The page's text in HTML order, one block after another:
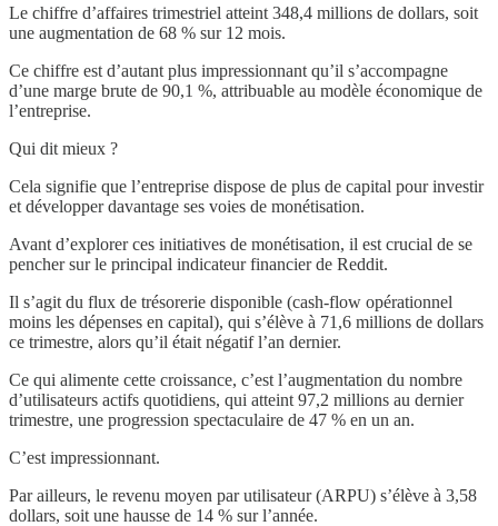
Le chiffre d’affaires trimestriel atteint 348,4 millions de dollars, soit
une augmentation de 68 % sur 12 mois.
Ce chiffre est d’autant plus impressionnant qu’il s’accompagne
d’une marge brute de 90,1 %, attribuable au modèle économique de
l’entreprise.
Qui dit mieux ?
Cela signifie que l’entreprise dispose de plus de capital pour investir
et développer davantage ses voies de monétisation.
Avant d’explorer ces initiatives de monétisation, il est crucial de se
pencher sur le principal indicateur financier de Reddit.
Il s’agit du flux de trésorerie disponible (cash-flow opérationnel
moins les dépenses en capital), qui s’élève à 71,6 millions de dollars
ce trimestre, alors qu’il était négatif l’an dernier.
Ce qui alimente cette croissance, c’est l’augmentation du nombre
d’utilisateurs actifs quotidiens, qui atteint 97,2 millions au dernier
trimestre, une progression spectaculaire de 47 % en un an.
C’est impressionnant.
Par ailleurs, le revenu moyen par utilisateur (ARPU) s’élève à 3,58
dollars, soit une hausse de 14 % sur l’année.